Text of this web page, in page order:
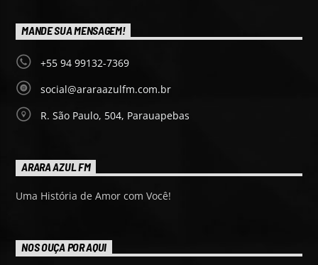
MANDE SUA MENSAGEM!
+55 94 99132-7369
social@araraazulfm.com.br
R. São Paulo, 504, Parauapebas
ARARA AZUL FM
Uma História de Amor com Você!
NOS OUÇA POR AQUI